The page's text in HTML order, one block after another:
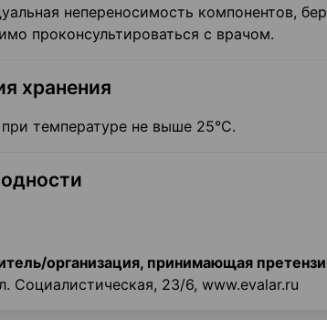
непереносимость компонентов,
проконсультироваться с врачом.
хранения
температуре не выше 25°С.
организация, принимающая
Социалистическая, 23/6, www.evalar.ru